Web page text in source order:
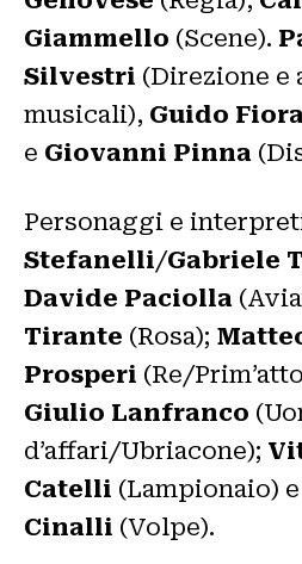
Giammello (Scene).
Silvestri (Direzione e
musicali), Guido
e Giovanni Pinna
Personaggi e
Stefanelli/Gabriele
Davide Paciolla
Tirante (Rosa);
Prosperi (Re/
Giulio Lanfranco
d’affari/Ubriacone);
Catelli (Lampionaio) e
Cinalli (Volpe).